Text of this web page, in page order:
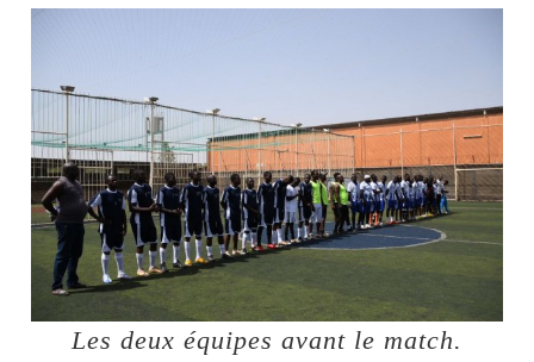
Les deux équipes avant le match.